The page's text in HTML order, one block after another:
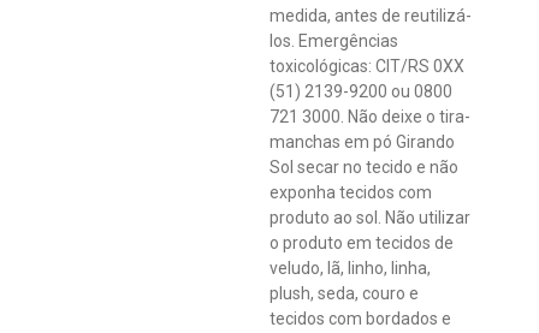
medida, antes de reutilizá-
los. Emergências
toxicológicas: CIT/RS 0XX
(51) 2139-9200 ou 0800
721 3000. Não deixe o tira-
manchas em pó Girando
Sol secar no tecido e não
exponha tecidos com
produto ao sol. Não utilizar
o produto em tecidos de
veludo, lã, linho, linha,
plush, seda, couro e
tecidos com bordados e